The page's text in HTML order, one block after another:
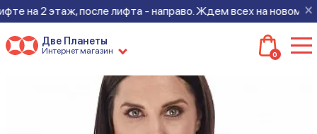
×
2 этаж, после лифта - направо. Ждем всех на новом месте!
Две Планеты
Интернет магазин 0